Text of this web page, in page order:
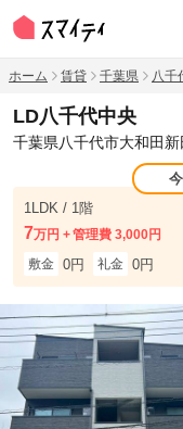
ホーム 賃貸 千葉県 八千
LD八千代中央
千葉県八千代市大和田新
1LDK / 1階
7万円
管理費 3,000円
敷金 0円 礼金 0円